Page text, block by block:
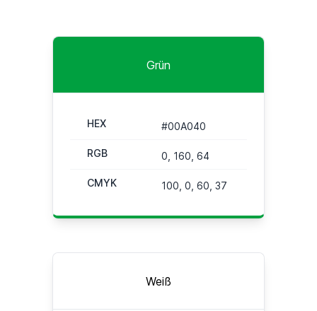
Grün
HEX #00A040
RGB 0, 160, 64
CMYK 100, 0, 60, 37
Weiß